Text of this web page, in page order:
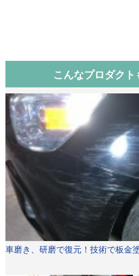
こんなプロダク
車磨き、研磨で復元！技術で板金